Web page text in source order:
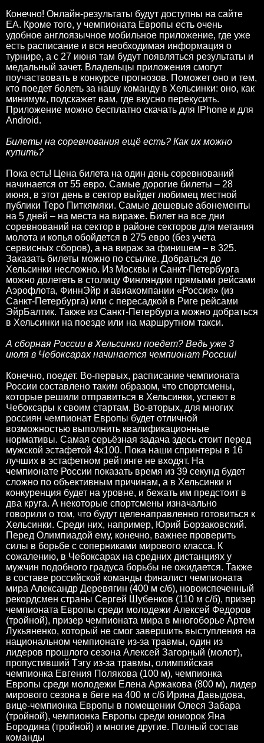
Конечно! Онлайн-результаты будут доступны на сайте
ЕА. Кроме того, у чемпионата Европы есть очень
удобное англоязычное мобильное приложение, где уже
есть расписание и вся необходимая информация о
турнире, а с 27 июня там будут появляться результаты и
медальный зачет. Владельцы приложения смогут
поучаствовать в конкурсе прогнозов. Поможет оно и тем,
кто поедет болеть за нашу команду в Хельсинки: оно, как
минимум, подскажет вам, где вкусно перекусить.
Приложение можно бесплатно скачать для IPhone и для
Android.
Билеты на соревнования ещё есть? Как их можно
купить?
Пока есть! Цена билета на один день соревнований
начинается от 55 евро. Самые дорогие билеты – 28
июня, в этот день в сектор выйдет любимец местной
публики Теро Питкямяки. Самые дешевые абонементы
на 5 дней – на места на вираже. Билет на все дни
соревнований на сектор в районе секторов для метания
молота и копья обойдется в 275 евро (без учета
сервисных сборов), а на вираж за финишем – в 325.
Заказать билеты можно по ссылке. Добраться до
Хельсинки несложно. Из Москвы и Санкт-Петербурга
можно долететь в столицу Финляндии прямыми рейсами
Аэрофлота, ФиннЭйр и авиакомпании «Россия» (из
Санкт-Петербурга) или с пересадкой в Риге рейсами
ЭйрБалтик. Также из Санкт-Петербурга можно добраться
в Хельсинки на поезде или на маршрутном такси.
А сборная России в Хельсинки поедет? Ведь уже 3
июля в Чебоксарах начинается чемпионат России!
Конечно, поедет. Во-первых, расписание чемпионата
России составлено таким образом, что спортсмены,
которые решили отправиться в Хельсинки, успеют в
Чебоксары к своим стартам. Во-вторых, для многих
россиян чемпионат Европы будет отличной
возможностью выполнить квалификационные
нормативы. Самая серьёзная задача здесь стоит перед
мужской эстафетой 4х100. Пока наши спринтеры в 16
лучших в эстафетном рейтинге не входят. На
чемпионате России показать время из 39 секунд будет
сложно по объективным причинам, а в Хельсинки и
конкуренция будет на уровне, и бежать им предстоит в
два круга. А некоторые спортсмены изначально
говорили о том, что будут целенаправленно готовиться к
Хельсинки. Среди них, например, Юрий Борзаковский.
Перед Олимпиадой ему, конечно, важнее проверить
силы в борьбе с соперниками мирового класса. К
сожалению, в Чебоксарах на средних дистанциях у
мужчин подобного градуса борьбы не ожидается. Также
в составе российской команды финалист чемпионата
мира Александр Деревягин (400 м с/б), новоиспеченный
рекордсмен страны Сергей Шубенков (110 м с/б), призер
чемпионата Европы среди молодежи Алексей Федоров
(тройной), призер чемпионата мира в многоборье Артем
Лукьяненко, который не смог завершить выступления на
национальном чемпионате из-за травмы, один из
лидеров прошлого сезона Алексей Загорный (молот),
пропустивший Тэгу из-за травмы, олимпийская
чемпионка Евгения Полякова (100 м), чемпионка
Европы среди молодежи Елена Аржакова (800 м), лидер
мирового сезона в беге на 400 м с/б Ирина Давыдова,
вице-чемпионка Европы в помещении Олеся Забара
(тройной), чемпионка Европы среди юниорок Яна
Бородина (тройной) и многие другие. Полный состав
команды